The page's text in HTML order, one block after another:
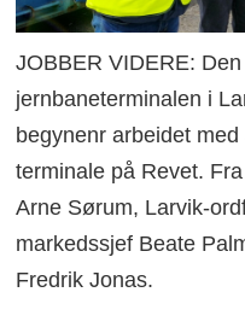
JOBBER VIDERE:
jernbaneterminalen i
begynenr arbeidet
terminale på Revet.
Arne Sørum, Larvik-
markedssjef Beate
Fredrik Jonas.